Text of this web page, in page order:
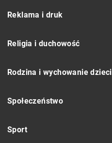
Reklama i druk
Religia i duchowość
Rodzina i wychowanie dzieci
Społeczeństwo
Sport